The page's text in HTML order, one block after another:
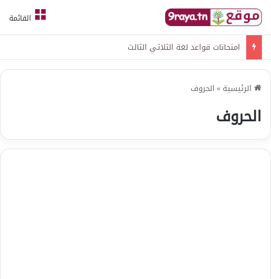
القائمة
امتحانات قواعد لغة الثلاثي الثالث
الرئيسية »الحروف
الحروف